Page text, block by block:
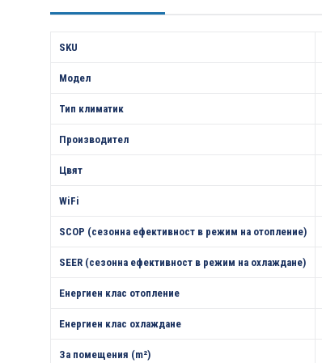
SKU
Модел
Тип климатик
Производител
Цвят
WiFi
SCOP (сезонна ефективност в режим на отопление)
SEER (сезонна ефективност в режим на охлаждане)
Енергиен клас отопление
Енергиен клас охлаждане
За помещения (m²)